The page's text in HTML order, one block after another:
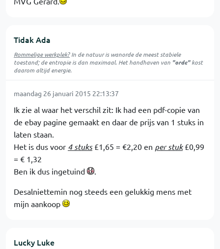
Tidak Ada
Rommelige werkplek?In de natuur iswanordede meest stabiele
toestand; de entropie is dan maximaal. Het handhaven van "orde"kost
daarom altijd energie.
maandag 26 januari 2015 22:13:37
Ik zie al waar het verschil zit: Ik had een pdf-copie van
de ebay pagine gemaakt en daar de prijs van 1 stuks in
laten staan.
Het is dus voor 4 stuks£1,65 = €2,20 en per stuk£0,99
= € 1,32
Ben ik dus ingetuind
Desalniettemin nog steeds een gelukkig mens met
mijn aankoop
Lucky Luke